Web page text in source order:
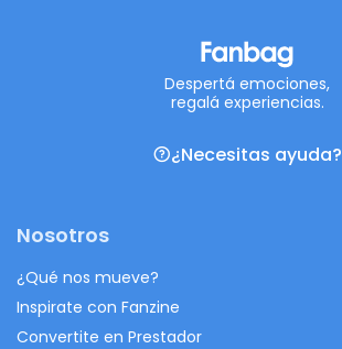
Despertá emociones,
regalá experiencias.
¿Necesitas ayuda?
Nosotros
¿Qué nos mueve?
Inspirate con Fanzine
Convertite en Prestador